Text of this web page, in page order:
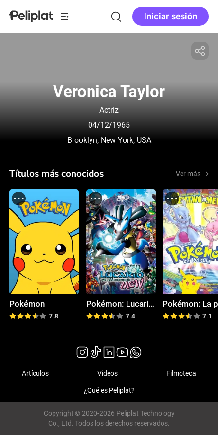
Iniciar sesión
Veronica Taylor
Actriz
04/12/1965
Brooklyn, New York, USA
Títulos más conocidos Ver más
Pokémon
7.8
Pokémon: Lucario y el misterio de Mew
7.4 7.1
Artículos Videos Filmoteca
¿Qué es Peliplat?
Copyright © 2020-2026 Peliplat Technology
Co., Ltd. Todos los derechos reservados.